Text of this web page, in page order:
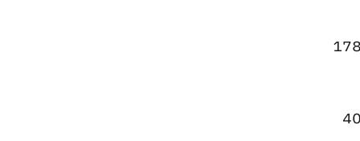
وسجل سعر الاونصة ارتفاعًا ليصل إلى 133123 جنيهًا للبيع و132412 جنيهًا للشراء، مرتفعًا بقيمة 178
وشهد سعر الجنيه الذهب ارتفاعًا ليصبح 29960 جنيهًا للبيع و29800 جنيهًا للشراء، بزيادة قدرها 40